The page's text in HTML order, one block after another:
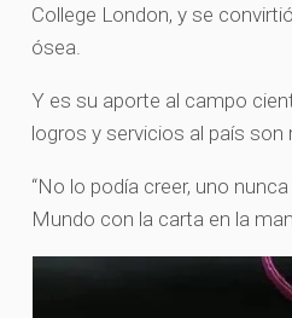
College London, y se
ósea.
Y es su aporte al campo
logros y servicios al país
“No lo podía creer, uno
Mundo con la carta en la